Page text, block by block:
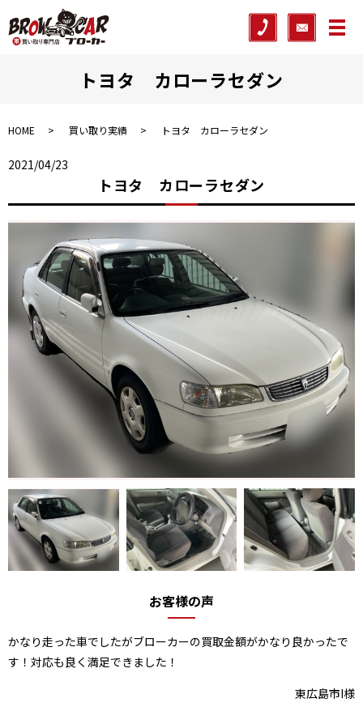
メ
トヨタ カローラセダン
HOME 買い取り実績 トヨタ カローラセダン
2021/04/23
トヨタ カローラセダン
お客様の声
かなり走った車でしたがブローカーの買取金額がかなり良かったで
す！対応も良く満足できました！
東広島市I様